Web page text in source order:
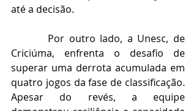
até a decisão.
Criciúma, enfrenta o desafio de
superar uma derrota acumulada em
quatro jogos da fase de classificação.
Apesar do revés, a equipe